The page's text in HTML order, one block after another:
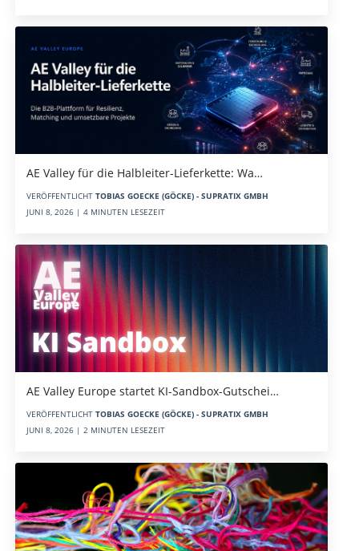
AE Valley für die Halbleiter-Lieferkette: Wa…
VERÖFFENTLICHT TOBIAS GOECKE (GÖCKE) - SUPRATIX GMBH
JUNI 8, 2026 | 4 MINUTEN LESEZEIT
AE Valley Europe startet KI-Sandbox-Gutschei…
VERÖFFENTLICHT TOBIAS GOECKE (GÖCKE) - SUPRATIX GMBH
JUNI 8, 2026 | 2 MINUTEN LESEZEIT